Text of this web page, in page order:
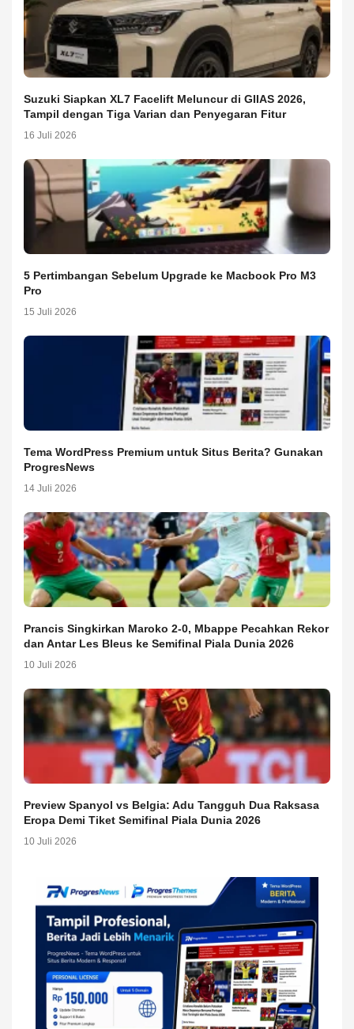
Suzuki Siapkan XL7 Facelift Meluncur di GIIAS 2026,
Tampil dengan Tiga Varian dan Penyegaran Fitur
16 Juli 2026
5 Pertimbangan Sebelum Upgrade ke Macbook Pro M3
Pro
15 Juli 2026
Tema WordPress Premium untuk Situs Berita? Gunakan
ProgresNews
14 Juli 2026
Prancis Singkirkan Maroko 2-0, Mbappe Pecahkan Rekor
dan Antar Les Bleus ke Semifinal Piala Dunia 2026
10 Juli 2026
Preview Spanyol vs Belgia: Adu Tangguh Dua Raksasa
Eropa Demi Tiket Semifinal Piala Dunia 2026
10 Juli 2026